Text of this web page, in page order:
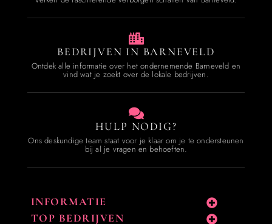
BEDRIJVEN IN BARNEVELD
Ontdek alle informatie over het ondernemende Barneveld en
vind wat je zoekt over de lokale bedrijven.
HULP NODIG?
Ons deskundige team staat voor je klaar om je te ondersteunen
bij al je vragen en behoeften.
INFORMATIE
TOP BEDRIJVEN